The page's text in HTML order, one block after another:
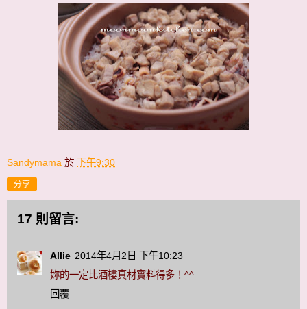
Sandymama 於 下午9:30
分享
17 則留言:
Allie 2014年4月2日 下午10:23
妳的一定比酒樓真材實料得多！^^
回覆